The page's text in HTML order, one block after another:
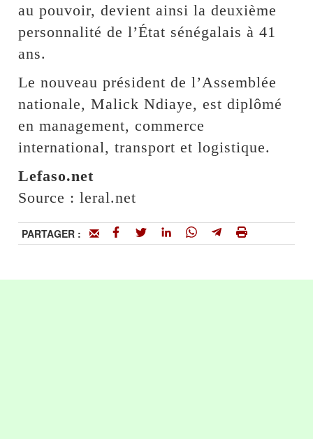
au pouvoir, devient ainsi la deuxième
personnalité de l’État sénégalais à 41
ans.
Le nouveau président de l’Assemblée
nationale, Malick Ndiaye, est diplômé
en management, commerce
international, transport et logistique.
Lefaso.net
Source : leral.net
PARTAGER :